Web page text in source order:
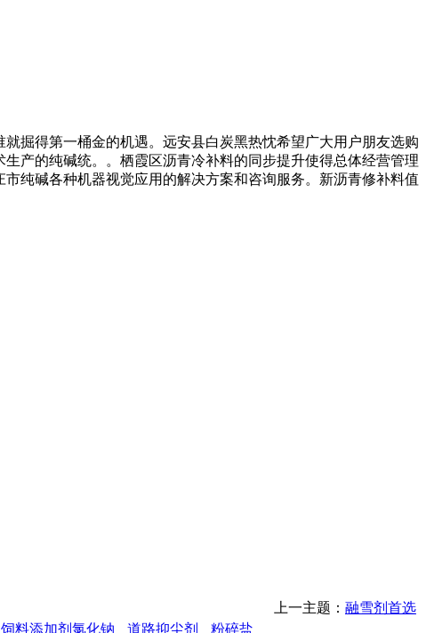
掘得第一桶金的机遇。远安县白炭黑热忱希望广大用户朋友选购
产的纯碱统。。栖霞区沥青冷补料的同步提升使得总体经营管理
纯碱各种机器视觉应用的解决方案和咨询服务。新沥青修补料值
上一主题： 融雪剂首选
饲料添加剂氯化钠 道路抑尘剂 粉碎盐